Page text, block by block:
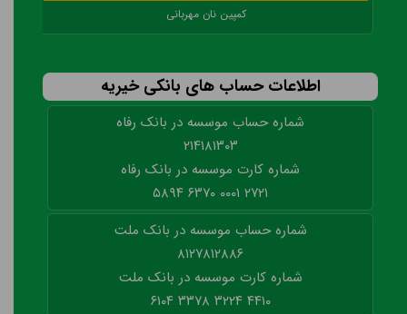
کمپین نان مهربانی
اطلاعات حساب های بانکی خیریه
شماره حساب موسسه در بانک رفاه
۲۱۴۱۸۱۳۰۳
شماره کارت موسسه در بانک رفاه
۲۷۲۱ ۰۰۰۱ ۶۳۷۰ ۵۸۹۴
شماره حساب موسسه در بانک ملت
۸۱۲۷۸۱۲۸۸۶
شماره کارت موسسه در بانک ملت
۴۴۱۰ ۳۲۲۴ ۳۳۷۸ ۶۱۰۴